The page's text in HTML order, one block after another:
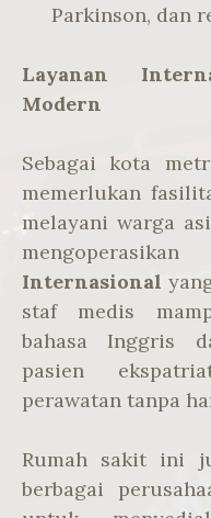
Parkinson, dan
Layanan
Modern
Sebagai kota
memerlukan
melayani warga
Internasional
staf medis
bahasa Inggris
pasien
perawatan tanpa
Rumah sakit ini
berbagai